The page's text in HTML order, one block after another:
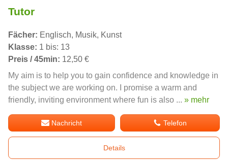
Tutor
Fächer: Englisch, Musik, Kunst
Klasse: 1 bis: 13
Preis / 45min: 12,50 €
My aim is to help you to gain confidence and knowledge in
the subject we are working on. I promise a warm and
friendly, inviting environment where fun is also ... » mehr
Nachricht Telefon
Details